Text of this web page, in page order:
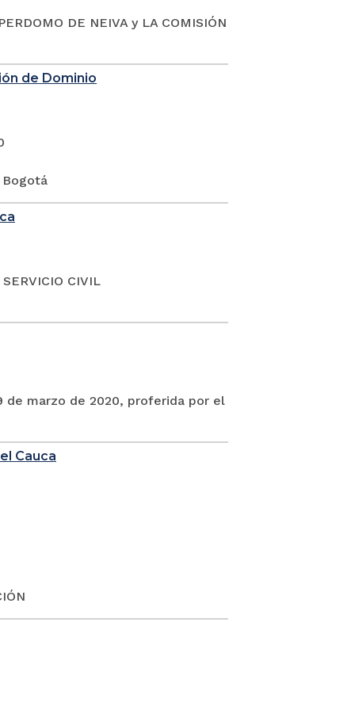
DE NEIVA y LA COMISIÓN
de Dominio
Bogotá
CIVIL
de marzo de 2020, proferida por el
Cauca